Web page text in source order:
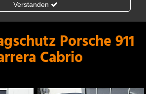
Porsche 911
Cabrio
Verstanden